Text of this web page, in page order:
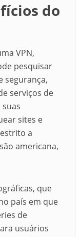
do
VPN,
pesquisar
segurança,
serviços de
sites e
a
americana,
que
país em que
de
usuários